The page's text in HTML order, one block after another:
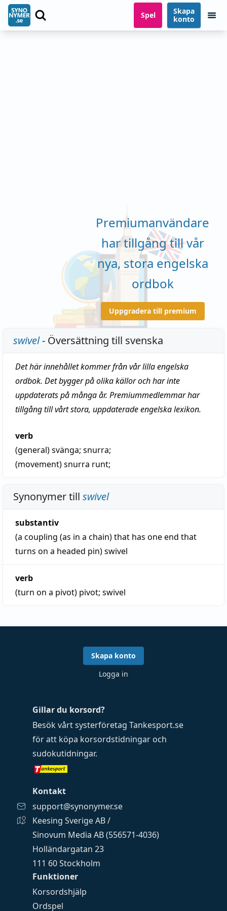
Spel
Skapa
konto
Premiumanvändare
har tillgång till vår
nya, stora engelska
ordbok
Uppgradera till premium
swivel- Översättning till svenska
Det här innehållet kommer från vår lilla engelska
ordbok. Det bygger på olika källor och har inte
uppdaterats på många år. Premiummedlemmar har
tillgång till vårt stora, uppdaterade engelska lexikon.
verb
(general)svänga; snurra;
(movement)snurra runt;
Synonymer till swivel
substantiv
(a coupling (as in a chain) that has one end that
turns on a headed pin)swivel
verb
(turn on a pivot) pivot; swivel
Funktioner
Korsordshjälp
Ordspel
Gillar du korsord?
Besök vårt systerföretag Tankesport.se
för att köpa korsordstidningar och
sudokutidningar.
Kontakt
support@synonymer.se
Keesing Sverige AB /
Sinovum Media AB (556571-4036)
Holländargatan 23
111 60 Stockholm
Skapa konto
Logga in